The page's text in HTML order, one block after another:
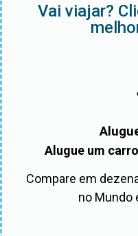
Vai viajar?
Alugue um
Compare em
no Mundo